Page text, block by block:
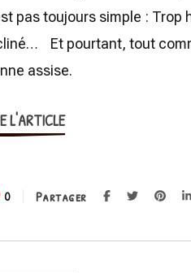
siège
?
pas toujours simple : Trop
Et pourtant, tout
assise.
L'ARTICLE
0 Partager